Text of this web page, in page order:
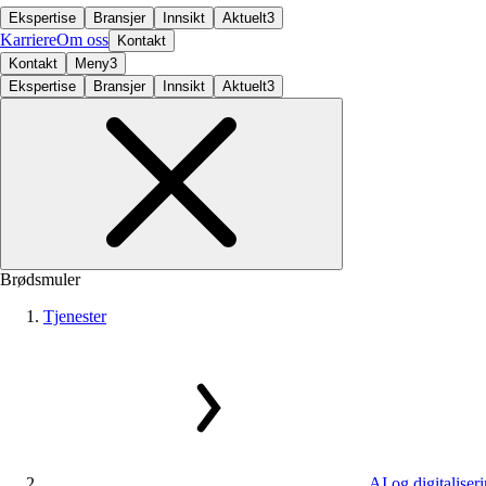
Ekspertise Bransjer Innsikt Aktuelt3
KarriereOm oss
Kontakt
Kontakt
Meny3
Ekspertise
Bransjer Innsikt Aktuelt3
Brødsmuler
Tjenester